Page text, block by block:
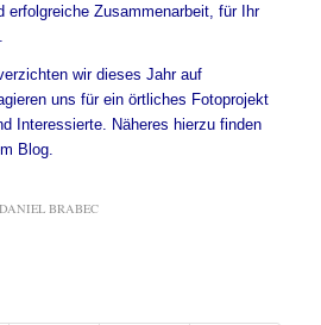
erfolgreiche Zusammenarbeit, für Ihr
wir dieses Jahr auf
uns für ein örtliches Fotoprojekt
Interessierte. Näheres hierzu finden
Blog.
DANIEL BRABEC